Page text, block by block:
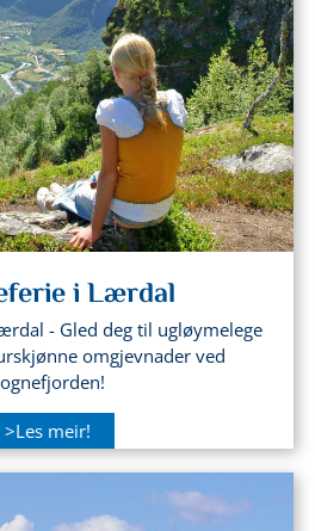
i Lærdal
- Gled deg til ugløymelege
omgjevnader ved
>Les meir!